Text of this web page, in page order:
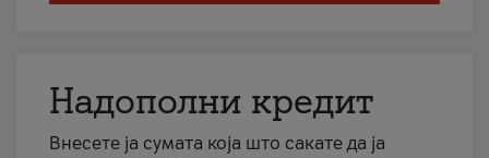
Надополни кредит
Внесете ја сумата која што сакате да ја